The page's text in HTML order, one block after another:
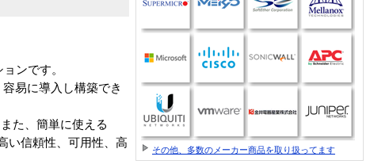
ンです。
易に導入し構築でき
た、簡単に使える
い信頼性、可用性、高
その他、多数のメーカー商品を取り扱ってます